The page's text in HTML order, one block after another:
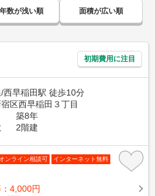
数が浅い順 面積が広い順
初期費用に注目
西早稲田駅 徒歩10分
区西早稲田３丁目
築8年
2階建
ンライン相談可 インターネット無料
4,000円